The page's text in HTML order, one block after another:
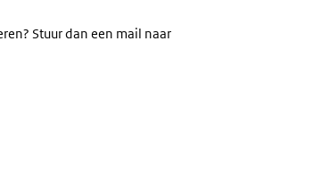
Stuur dan een mail naar